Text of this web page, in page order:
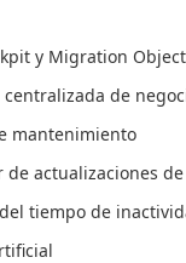
y Migration
de
mantenimiento
actualizaciones
tiempo de